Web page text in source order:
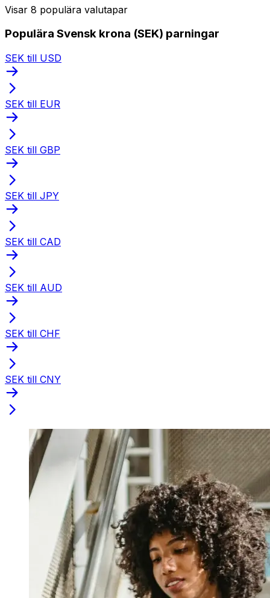
Visar 8 populära valutapar
Populära Svensk krona (SEK) parningar
SEK till USD
SEK till EUR
SEK till GBP
SEK till JPY
SEK till CAD
SEK till AUD
SEK till CHF
SEK till CNY